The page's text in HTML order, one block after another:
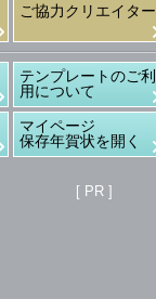
ご協力クリエイター
テンプレートのご利
用について
マイページ
保存年賀状を開く
[ PR ]